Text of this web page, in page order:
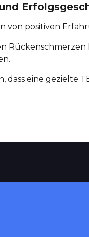
von positiven
dass eine gezielte